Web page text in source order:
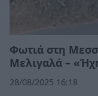
Φωτιά στη
Μελιγαλά –
28/08/2025 16:18